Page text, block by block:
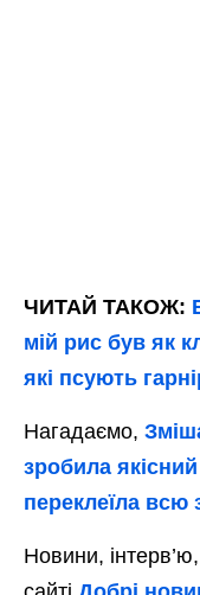
ЧИТАЙ ТАКОЖ:
мій рис був як
які псують
Нагадаємо,
зробила
переклеїла
Новини, інтерв’ю,